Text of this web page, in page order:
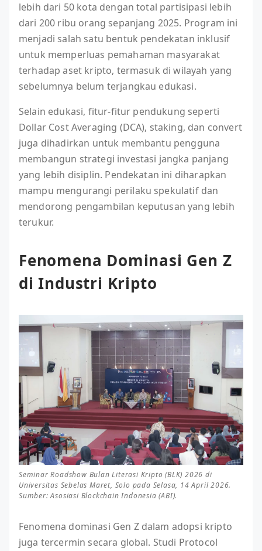
lebih dari 50 kota dengan total partisipasi lebih
dari 200 ribu orang sepanjang 2025. Program ini
menjadi salah satu bentuk pendekatan inklusif
untuk memperluas pemahaman masyarakat
terhadap aset kripto, termasuk di wilayah yang
sebelumnya belum terjangkau edukasi.
Selain edukasi, fitur-fitur pendukung seperti
Dollar Cost Averaging (DCA), staking, dan convert
juga dihadirkan untuk membantu pengguna
membangun strategi investasi jangka panjang
yang lebih disiplin. Pendekatan ini diharapkan
mampu mengurangi perilaku spekulatif dan
mendorong pengambilan keputusan yang lebih
terukur.
Fenomena Dominasi Gen Z
di Industri Kripto
Seminar Roadshow Bulan Literasi Kripto (BLK) 2026 di
Universitas Sebelas Maret, Solo pada Selasa, 14 April 2026.
Sumber: Asosiasi Blockchain Indonesia (ABI).
Fenomena dominasi Gen Z dalam adopsi kripto
juga tercermin secara global. Studi Protocol